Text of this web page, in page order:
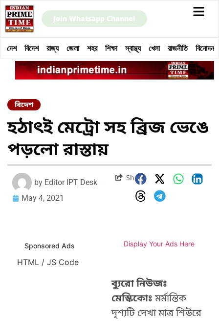
Join Whatsapp Channel
দেশ বিদেশ রাজ্য জেলা শহর শিক্ষা স্বাস্থ্য খেলা রাজনীতি বিনোদন
বিদেশ
হঠাৎই মেট্রো সহ ব্রিজ ভেঙে
পড়লো রাস্তায়
by Editor IPT Desk
May 4, 2021
Share
Sponsored Ads Display Your Ads Here
HTML / JS Code
ব্যুরো নিউজঃ
মেস্কিকোঃমর্মান্তিক
দৃশ্যটি দেখা মাত্র শিউরে